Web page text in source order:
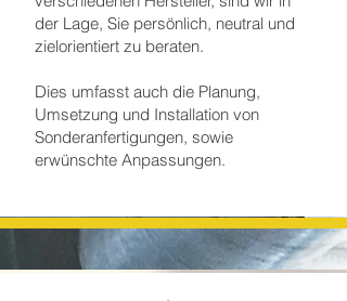
der Lage, Sie persönlich, neutral und
zielorientiert zu beraten.
Dies umfasst auch die Planung,
Umsetzung und Installation von
Sonderanfertigungen, sowie
erwünschte Anpassungen.